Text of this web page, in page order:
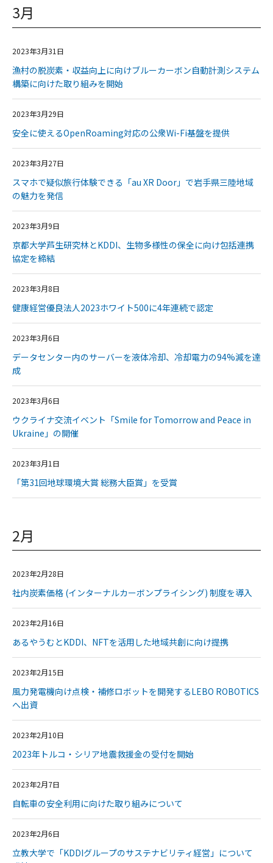
3月
2023年3月31日
漁村の脱炭素・収益向上に向けブルーカーボン自動計測システム
構築に向けた取り組みを開始
2023年3月29日
安全に使えるOpenRoaming対応の公衆Wi-Fi基盤を提供
2023年3月27日
スマホで疑似旅行体験できる「au XR Door」で岩手県三陸地域
の魅力を発信
2023年3月9日
京都大学芦生研究林とKDDI、生物多様性の保全に向け包括連携
協定を締結
2023年3月8日
健康経営優良法人2023ホワイト500に4年連続で認定
2023年3月6日
データセンター内のサーバーを液体冷却、冷却電力の94%減を達
成
2023年3月6日
ウクライナ交流イベント「Smile for Tomorrow and Peace in
Ukraine」の開催
2023年3月1日
「第31回地球環境大賞 総務大臣賞」を受賞
2月
2023年2月28日
社内炭素価格 (インターナルカーボンプライシング) 制度を導入
2023年2月16日
あるやうむとKDDI、NFTを活用した地域共創に向け提携
2023年2月15日
風力発電機向け点検・補修ロボットを開発するLEBO ROBOTICS
へ出資
2023年2月10日
2023年トルコ・シリア地震救援金の受付を開始
2023年2月7日
自転車の安全利用に向けた取り組みについて
2023年2月6日
立教大学で「KDDIグループのサステナビリティ経営」について